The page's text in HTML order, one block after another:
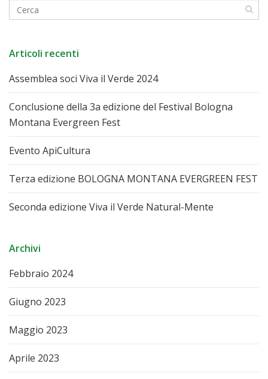
Articoli recenti
Assemblea soci Viva il Verde 2024
Conclusione della 3a edizione del Festival Bologna
Montana Evergreen Fest
Evento ApiCultura
Terza edizione BOLOGNA MONTANA EVERGREEN FEST
Seconda edizione Viva il Verde Natural-Mente
Archivi
Febbraio 2024
Giugno 2023
Maggio 2023
Aprile 2023